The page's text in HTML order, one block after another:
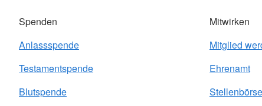
Spenden
Anlassspende
Testamentspende
Blutspende
Mitwirken
Mitglied
Ehrenamt